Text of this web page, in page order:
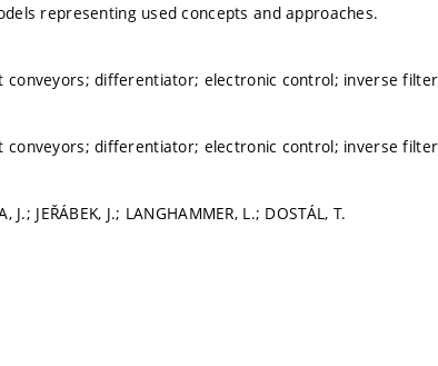
representing used concepts and approaches.
conveyors; differentiator; electronic control; inverse
conveyors; differentiator; electronic control; inverse
J.; JEŘÁBEK, J.; LANGHAMMER, L.; DOSTÁL, T.